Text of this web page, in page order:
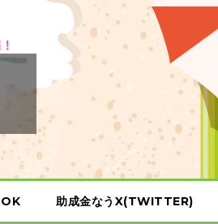
助成金なうX(TWITTER)